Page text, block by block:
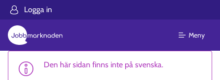
Logga in
Meny
Den här sidan finns inte på svenska.